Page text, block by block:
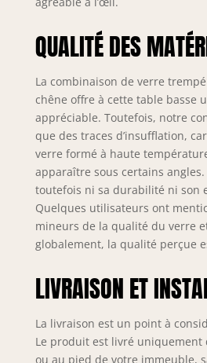
QUALITÉ DES
La combinaison de verre
chêne offre à cette table basse
appréciable. Toutefois, notre
que des traces d’insufflation,
verre formé à haute
apparaître sous certains angles.
toutefois ni sa durabilité ni son
Quelques utilisateurs ont
mineurs de la qualité du verre
globalement, la qualité perçue
LIVRAISON ET
La livraison est un point à
Le produit est livré uniquement
ou au pied de votre immeuble,